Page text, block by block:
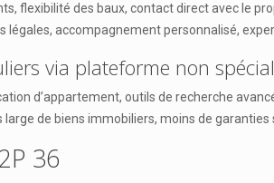
flexibilité des baux, contact direct avec le
légales, accompagnement personnalisé,
via plateforme non
d’appartement, outils de recherche
large de biens immobiliers, moins de
36